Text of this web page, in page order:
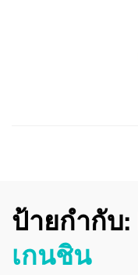
ป้ายกำกับ:
เกนชิน